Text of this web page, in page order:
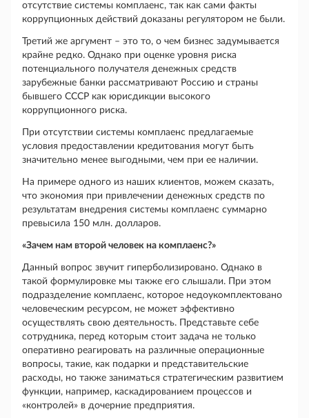
отсутствие системы комплаенс, так как сами факты
коррупционных действий доказаны регулятором не были.
Третий же аргумент – это то, о чем бизнес задумывается
крайне редко. Однако при оценке уровня риска
потенциального получателя денежных средств
зарубежные банки рассматривают Россию и страны
бывшего СССР как юрисдикции высокого
коррупционного риска.
При отсутствии системы комплаенс предлагаемые
условия предоставлении кредитования могут быть
значительно менее выгодными, чем при ее наличии.
На примере одного из наших клиентов, можем сказать,
что экономия при привлечении денежных средств по
результатам внедрения системы комплаенс суммарно
превысила 150 млн. долларов.
«Зачем нам второй человек на комплаенс?»
Данный вопрос звучит гиперболизировано. Однако в
такой формулировке мы также его слышали. При этом
подразделение комплаенс, которое недоукомплектовано
человеческим ресурсом, не может эффективно
осуществлять свою деятельность. Представьте себе
сотрудника, перед которым стоит задача не только
оперативно реагировать на различные операционные
вопросы, такие, как подарки и представительские
расходы, но также заниматься стратегическим развитием
функции, например, каскадированием процессов и
«контролей» в дочерние предприятия.